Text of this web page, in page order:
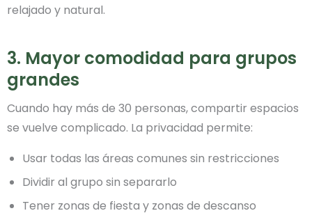
relajado y natural.
3. Mayor comodidad para grupos
grandes
Cuando hay más de 30 personas, compartir espacios
se vuelve complicado. La privacidad permite:
Usar todas las áreas comunes sin restricciones
Dividir al grupo sin separarlo
Tener zonas de fiesta y zonas de descanso